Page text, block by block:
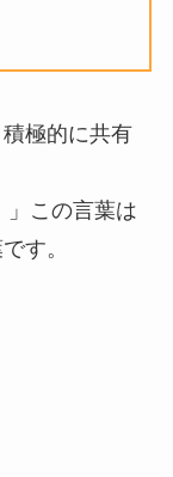
極的に共有
」この言葉は
す。